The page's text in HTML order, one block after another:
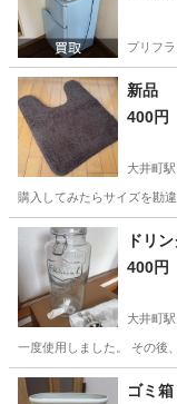
プリフラ
新品
400円
大井町駅
購入してみたらサイズを勘
東京 品川区 大井町
ドリ
400円
大井町駅
一度使用しました。 その後
東京 品川区 大井町
ゴミ箱